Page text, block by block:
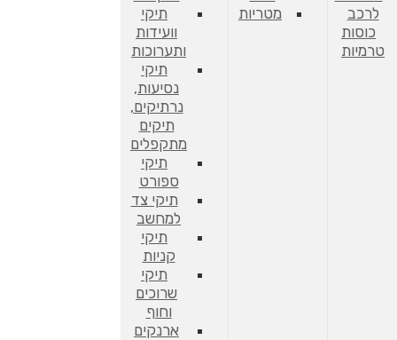
לרכב
כוסות
טרמיות
מטריות
תיקי
וועידות
ותערוכות
תיקי
נסיעות,
נרתיקים,
תיקים
מתקפלים
תיקי
ספורט
תיקי צד
למחשב
תיקי
קניות
תיקי
שרוכים
וחוף
ארנקים